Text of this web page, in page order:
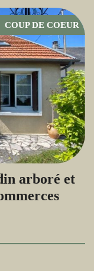
COUP DE COEUR
arboré et